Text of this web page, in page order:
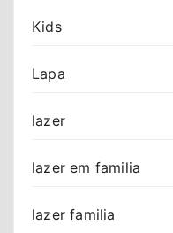
Kids
Lapa
lazer
lazer em familia
lazer familia